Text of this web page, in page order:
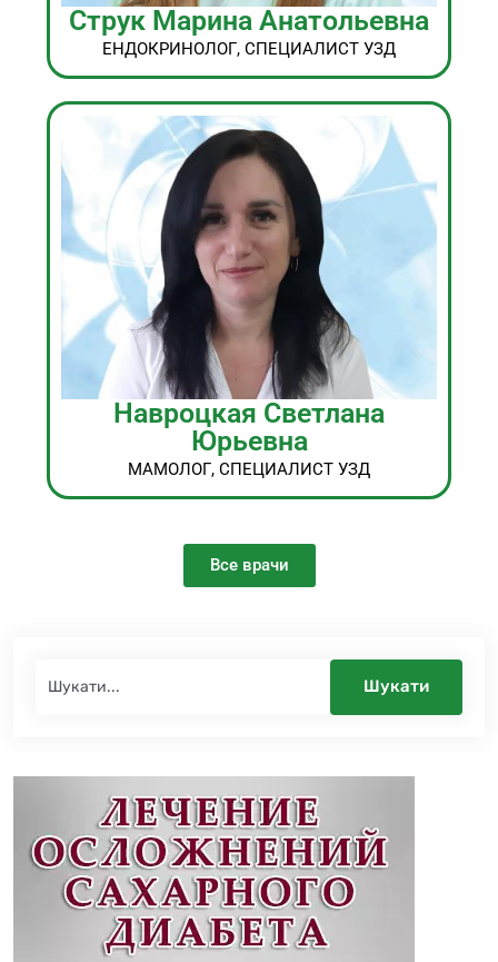
Струк Марина Анатольевна
ЕНДОКРИНОЛОГ, СПЕЦИАЛИСТ УЗД
Навроцкая Светлана
Юрьевна
МАМОЛОГ, СПЕЦИАЛИСТ УЗД
Все врачи
Шукати